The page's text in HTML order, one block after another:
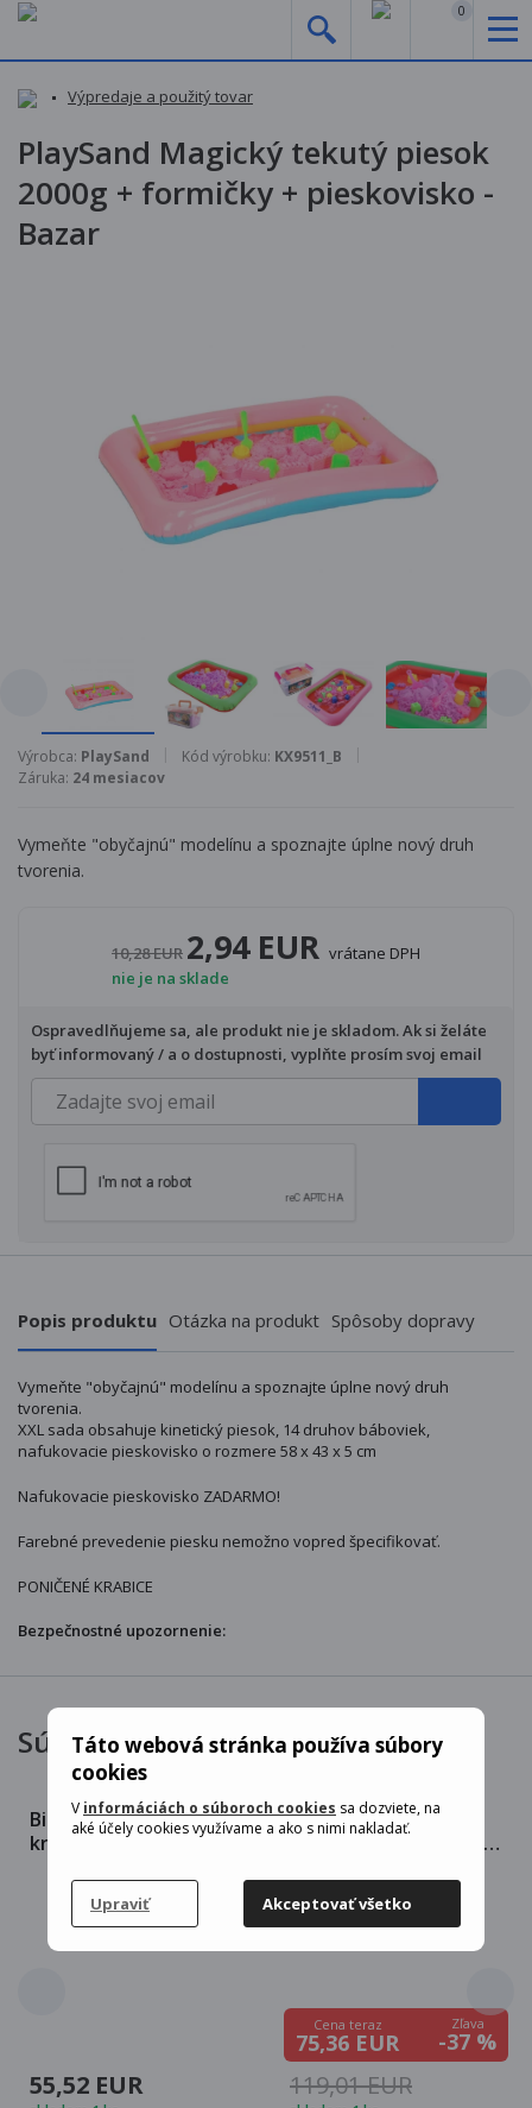
Táto webová stránka používa súbory
cookies
V informáciách o súboroch cookies sa dozviete, na
aké účely cookies využívame a ako s nimi nakladať.
Upraviť Akceptovať všetko
0
Výpredaje a použitý tovar
PlaySand Magický tekutý piesok
2000g + formičky + pieskovisko -
Bazar
Výrobca: PlaySand Kód výrobku: KX9511_B
Záruka: 24 mesiacov
Vymeňte "obyčajnú" modelínu a spoznajte úplne nový druh
tvorenia.
10,28 EUR 2,94 EUR vrátane DPH
nie je na sklade
Ospravedlňujeme sa, ale produkt nie je skladom. Ak si želáte
byť informovaný / a o dostupnosti, vyplňte prosím svoj email
Popis produktu Otázka na produkt Spôsoby dopravy
Vymeňte "obyčajnú" modelínu a spoznajte úplne nový druh
tvorenia.
XXL sada obsahuje kinetický piesok, 14 druhov báboviek,
nafukovacie pieskovisko o rozmere 58 x 43 x 5 cm
Nafukovacie pieskovisko ZADARMO!
Farebné prevedenie piesku nemožno vopred špecifikovať.
PONIČENÉ KRABICE
Bezpečnostné upozornenie:
Súvisiace produkty
Bigstren 18763 4D
krížový nivelačný laser
55,52 EUR
Humberg HM-402
Priemyselný vysávač 30
Cena teraz
75,36 EUR
Zľava
-37 %
119,01 EUR